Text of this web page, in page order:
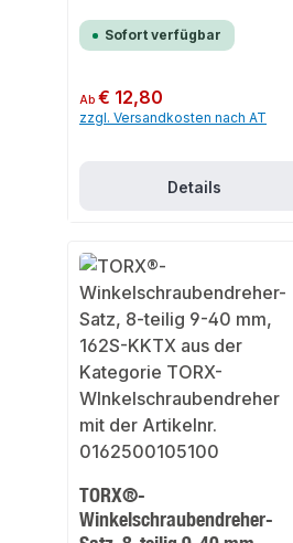
Sofort verfügbar
Regulärer Preis:
Ab€ 12,80
zzgl. Versandkosten nach AT
Details
TORX®-
Winkelschraubendreher-